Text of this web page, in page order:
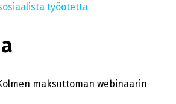
työotetta
maksuttoman webinaarin